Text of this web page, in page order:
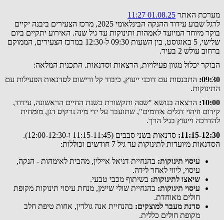
מערכת האתר 01.08.25 11:27
לרגל שבוע עידוד ההנקה הבינלאומי 2025, מרכז הצעירים ביבנה יקיים
בוקר מיוחד המיועד לאמהות ותינוקות עד גיל שנה. האירוע יתקיים ביום
שלישי, 5 באוגוסט, בין השעות 09:30 ל-12:30 במרכז הצעירים, הממוקם
ברחוב עולש 2 בעיר.
הבוקר יכלול מגוון פעילויות, הרצאות וסדנאות. התכנית המלאה:
09:30: התכנסות עם דוכני ייעוץ, כיבוד קל ורישום לסדנאות הפעילות עם
התינוקות.
10:00:
הרצאה בנושא "שפה ותקשורת בשנת החיים הראשונה, עידוד,
קידום וזיהוי דגלים אדומים", שתועבר על ידי מיה נרקיס דגן, מומחית
להדרכה וייעוץ בגיל הרך.
11:15-12:30:
סדנאות בשני סבבים (11:15-11:45 ו-12:00-12:30).
הסדנאות מיועדות לתינוקות עד גיל 7 חודשים וכוללות:
עיסוי תינוקות: בהנחיית דניאל איילין, מהבית לאימהות - הנקה,
עיסוי, ליווי לאחר לידה.
שיאצו לתינוקות: בשיתוף מכבי טבעי.
עיסוי תינוקות: בהנחיית שולי שיימן, מנחת עיסוי תינוקות מקופת
חולים מאוחדת.
סדנת מעבר למוצקים: בהנחיית אנה גולדין, אחות טיפת חלב
מקופת חולים כללית.